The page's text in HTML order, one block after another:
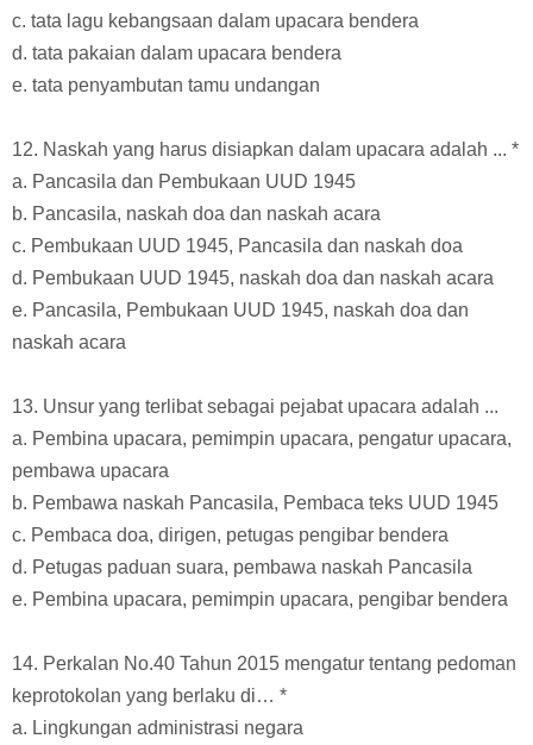
c. tata lagu kebangsaan dalam upacara bendera
d. tata pakaian dalam upacara bendera
e. tata penyambutan tamu undangan
12. Naskah yang harus disiapkan dalam upacara adalah ... *
a. Pancasila dan Pembukaan UUD 1945
b. Pancasila, naskah doa dan naskah acara
c. Pembukaan UUD 1945, Pancasila dan naskah doa
d. Pembukaan UUD 1945, naskah doa dan naskah acara
e. Pancasila, Pembukaan UUD 1945, naskah doa dan
naskah acara
13. Unsur yang terlibat sebagai pejabat upacara adalah ...
a. Pembina upacara, pemimpin upacara, pengatur upacara,
pembawa upacara
b. Pembawa naskah Pancasila, Pembaca teks UUD 1945
c. Pembaca doa, dirigen, petugas pengibar bendera
d. Petugas paduan suara, pembawa naskah Pancasila
e. Pembina upacara, pemimpin upacara, pengibar bendera
14. Perkalan No.40 Tahun 2015 mengatur tentang pedoman
keprotokolan yang berlaku di… *
a. Lingkungan administrasi negara